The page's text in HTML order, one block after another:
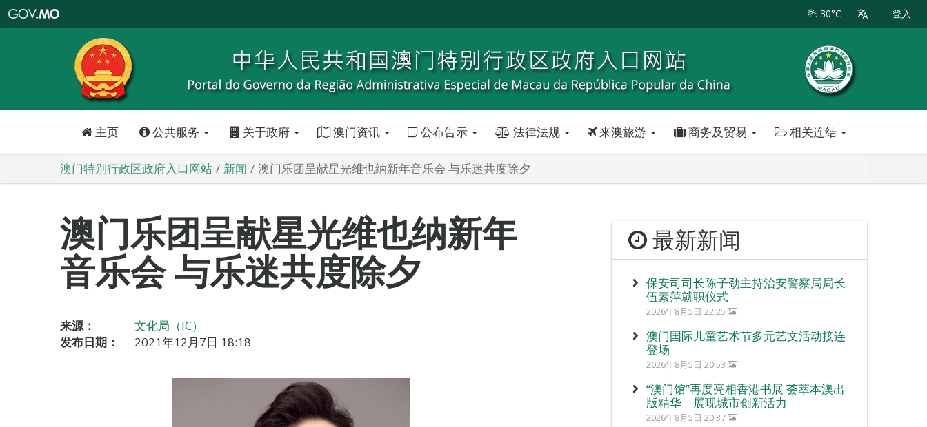
特
政
区
政
口
30°C 登入
主页 公共服务 关于政府 澳门资讯 公布告示 法律法规 来澳旅游 商务及贸易 相关连结
澳门特别行政区政府入口网站 新闻 澳门乐团呈献星光维也纳新年音乐会 与乐迷共度除夕
澳门乐团呈献星光维也纳新年
音乐会 与乐迷共度除夕
来源：
文化局（IC）
发布日期：
2021年12月7日 18:18
最新新闻
保安司司长陈子劲主持治安警察局局长
伍素萍就职仪式
2026年8月5日 22:25
澳门国际儿童艺术节多元艺文活动接连
登场
2026年8月5日 20:53
“澳门馆”再度亮相香港书展 荟萃本澳出
版精华 展现城市创新活力
2026年8月5日 20:37